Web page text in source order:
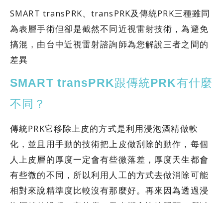
SMART transPRK、transPRK及傳統PRK三種雖同
為表層手術但卻是截然不同近視雷射技術，為避免
搞混，由台中近視雷射諮詢師為您解說三者之間的
差異
SMART transPRK跟傳統PRK有什麼
不同？
傳統PRK它移除上皮的方式是利用浸泡酒精做軟
化，並且用手動的技術把上皮做刮除的動作，每個
人上皮層的厚度一定會有些微落差，厚度天生都會
有些微的不同，所以利用人工的方式去做消除可能
相對來說精準度比較沒有那麼好。再來因為透過浸